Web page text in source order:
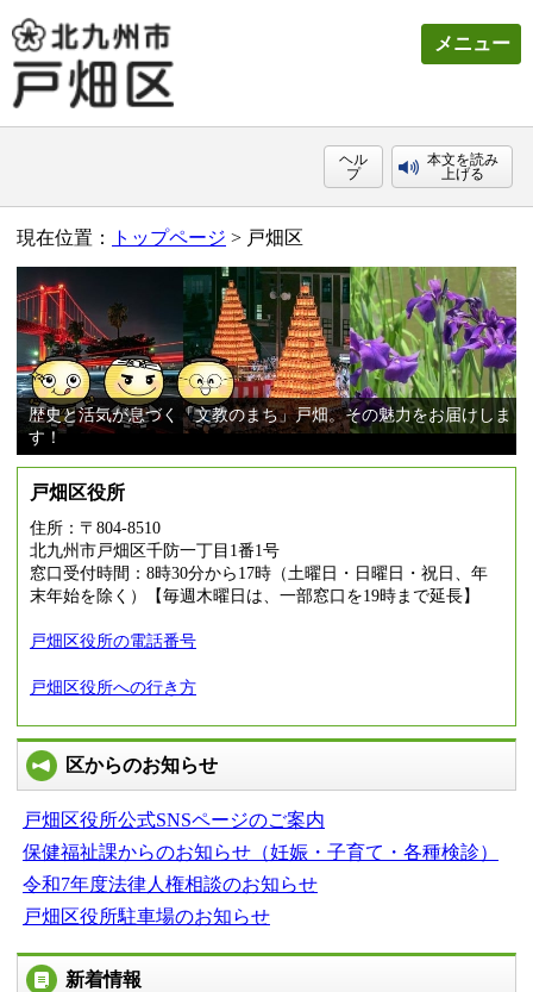
メニュー
ヘル
プ
本文を読み
上げる
現在位置： トップページ > 戸畑区
歴史と活気が息づく「文教のまち」戸畑。その魅力をお届けしま
す！
戸畑区役所
住所：〒804-8510
北九州市戸畑区千防一丁目1番1号
窓口受付時間：8時30分から17時（土曜日・日曜日・祝日、年
末年始を除く）【毎週木曜日は、一部窓口を19時まで延長】
戸畑区役所の電話番号
戸畑区役所への行き方
区からのお知らせ
戸畑区役所公式SNSページのご案内
保健福祉課からのお知らせ（妊娠・子育て・各種検診）
令和7年度法律人権相談のお知らせ
戸畑区役所駐車場のお知らせ
新着情報